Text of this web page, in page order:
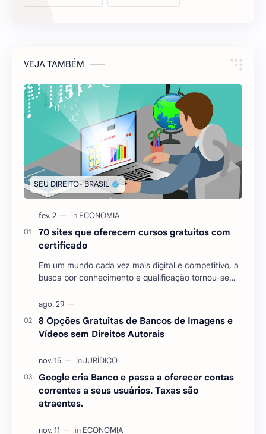
VEJA TAMBÉM
70 sites que oferecem cursos gratuitos com
certificado
Em um mundo cada vez mais digital e competitivo, a
busca por conhecimento e qualificação tornou-se
…
8 Opções Gratuitas de Bancos de Imagens e
Vídeos sem Direitos Autorais
Google cria Banco e passa a oferecer contas
correntes a seus usuários. Taxas são
atraentes.